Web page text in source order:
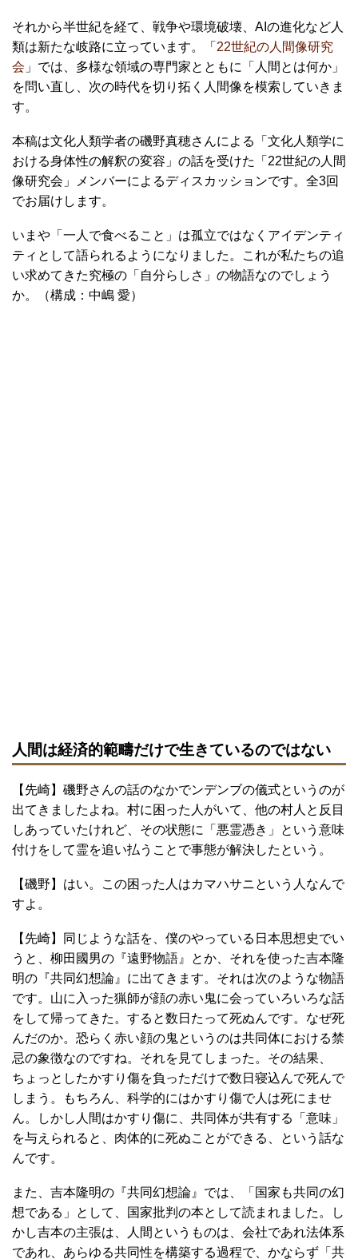
それから半世紀を経て、戦争や環境破壊、AIの進化など人
類は新たな岐路に立っています。「 22世紀の人間像研究
会 」では、多様な領域の専門家とともに「人間とは何か」
を問い直し、次の時代を切り拓く人間像を模索していきま
す。
本稿は文化人類学者の磯野真穂さんによる「文化人類学に
おける身体性の解釈の変容」の話を受けた「22世紀の人間
像研究会」メンバーによるディスカッションです。全3回
でお届けします。
いまや「一人で食べること」は孤立ではなくアイデンティ
ティとして語られるようになりました。これが私たちの追
い求めてきた究極の「自分らしさ」の物語なのでしょう
か。（構成：中嶋 愛）
人間は経済的範疇だけで生きているのではない
【先崎】磯野さんの話のなかでンデンブの儀式というのが
出てきましたよね。村に困った人がいて、他の村人と反目
しあっていたけれど、その状態に「悪霊憑き」という意味
付けをして霊を追い払うことで事態が解決したという。
【磯野】はい。この困った人はカマハサニという人なんで
すよ。
【先崎】同じような話を、僕のやっている日本思想史でい
うと、柳田國男の『遠野物語』とか、それを使った吉本隆
明の『共同幻想論』に出てきます。それは次のような物語
です。山に入った猟師が顔の赤い鬼に会っていろいろな話
をして帰ってきた。すると数日たって死ぬんです。なぜ死
んだのか。恐らく赤い顔の鬼というのは共同体における禁
忌の象徴なのですね。それを見てしまった。その結果、
ちょっとしたかすり傷を負っただけで数日寝込んで死んで
しまう。もちろん、科学的にはかすり傷で人は死にませ
ん。しかし人間はかすり傷に、共同体が共有する「意味」
を与えられると、肉体的に死ぬことができる、という話な
んです。
また、吉本隆明の『共同幻想論』では、「国家も共同の幻
想である」として、国家批判の本として読まれました。し
かし吉本の主張は、人間というものは、会社であれ法体系
であれ、あらゆる共同性を構築する過程で、かならず「共